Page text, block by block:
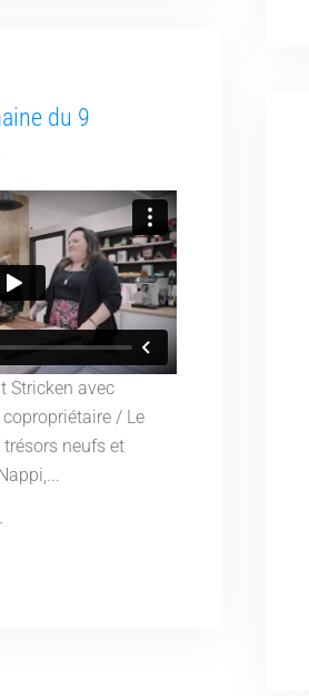
du 9
Stricken avec
/ Le
neufs et